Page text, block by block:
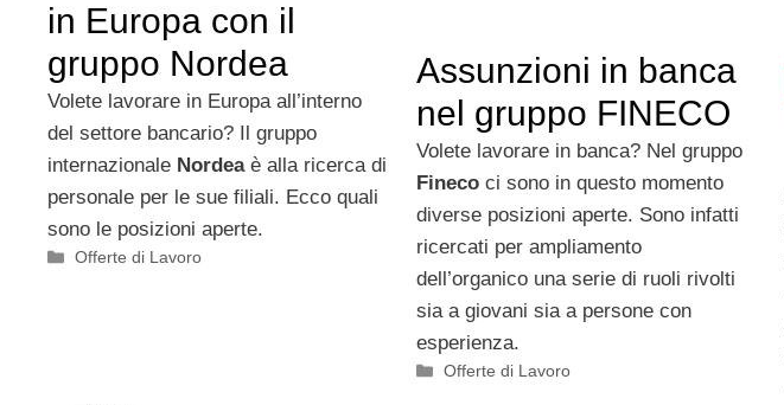
in Europa con il
gruppo Nordea
Volete lavorare in Europa all’interno
del settore bancario? Il gruppo
internazionale Nordeaè alla ricerca di
personale per le sue filiali. Ecco quali
sono le posizioni aperte.
Categorie
Offerte di Lavoro
Assunzioni in banca
nel gruppo FINECO
Volete lavorare in banca? Nel gruppo
Finecoci sono in questo momento
diverse posizioni aperte. Sono infatti
ricercati per ampliamento
dell’organico una serie di ruoli rivolti
sia a giovani sia a persone con
esperienza.
Categorie
Offerte di Lavoro